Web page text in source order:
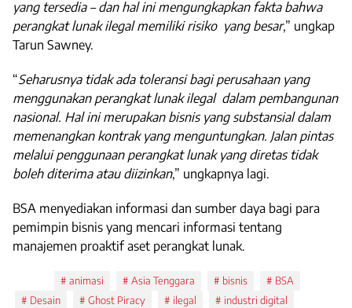
yang tersedia – dan hal ini mengungkapkan fakta bahwa
perangkat lunak ilegal memiliki risiko yang besar,” ungkap
Tarun Sawney.
“Seharusnya tidak ada toleransi bagi perusahaan yang
menggunakan perangkat lunak ilegal dalam pembangunan
nasional. Hal ini merupakan bisnis yang substansial dalam
memenangkan kontrak yang menguntungkan. Jalan pintas
melalui penggunaan perangkat lunak yang diretas tidak
boleh diterima atau diizinkan,” ungkapnya lagi.
BSA menyediakan informasi dan sumber daya bagi para
pemimpin bisnis yang mencari informasi tentang
manajemen proaktif aset perangkat lunak.
animasi Asia Tenggara bisnis
BSA
Desain
Ghost Piracy ilegal
industri digital